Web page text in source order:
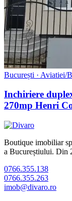
București · Aviatiei/
Inchiriere
270mp Henri
Boutique imobiliar
a Bucureștiului. Din
0766.355.138
0766.355.263
imob@divaro.ro